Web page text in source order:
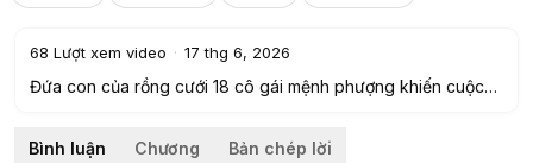
68 Lượt xem video · 17 thg 6, 2026
Đứa con của rồng cưới 18 cô gái mệnh phượng khiến cuộc
———-✨———-
Bình luận Chương Bản chép lời